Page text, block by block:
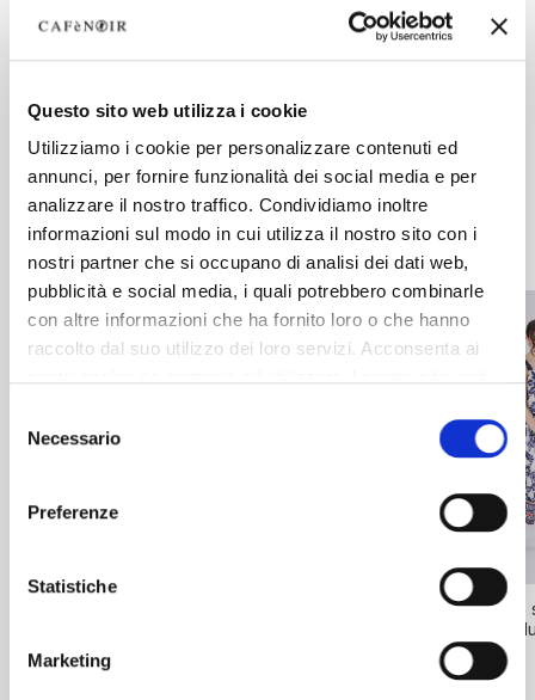
Questo sito web utilizza i cookie
Utilizziamo i cookie per personalizzare contenuti ed
annunci, per fornire funzionalità dei social media e per
analizzare il nostro traffico. Condividiamo inoltre
informazioni sul modo in cui utilizza il nostro sito con i
nostri partner che si occupano di analisi dei dati web,
pubblicità e social media, i quali potrebbero combinarle
con altre informazioni che ha fornito loro o che hanno
raccolto dal suo utilizzo dei loro servizi. Acconsenta ai
delNecessario
Preferenze
Statistiche
Marketing
Scopri di più
Focus on: Easywear
rosa
abito lungo stampato
fiore